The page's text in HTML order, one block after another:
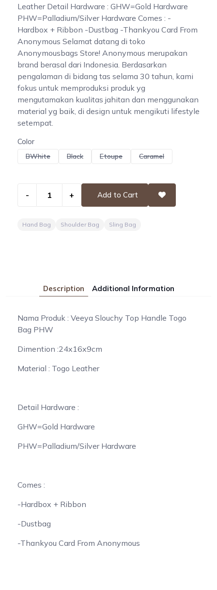
Leather Detail Hardware : GHW=Gold Hardware
PHW=Palladium/Silver Hardware Comes : -
Hardbox + Ribbon -Dustbag -Thankyou Card From
Anonymous Selamat datang di toko
Anonymousbags Store! Anonymous merupakan
brand berasal dari Indonesia. Berdasarkan
pengalaman di bidang tas selama 30 tahun, kami
fokus untuk memproduksi produk yg
mengutamakan kualitas jahitan dan menggunakan
material yg baik, di design untuk mengikuti lifestyle
setempat.
Color
BWhite Black Etoupe Caramel
- + Add to Cart
Hand Bag Shoulder Bag Sling Bag
Description Additional Information
Nama Produk : Veeya Slouchy Top Handle Togo
Bag PHW
Dimention :24x16x9cm
Material : Togo Leather
Detail Hardware :
GHW=Gold Hardware
PHW=Palladium/Silver Hardware
Comes :
-Hardbox + Ribbon
-Dustbag
-Thankyou Card From Anonymous